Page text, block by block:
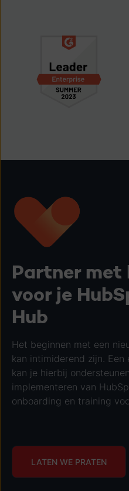
Partner
voor je
Hub
Het beginnen met een
kan intimiderend zijn.
kan je hierbij
implementeren van
onboarding en training
LATEN WE PRATEN